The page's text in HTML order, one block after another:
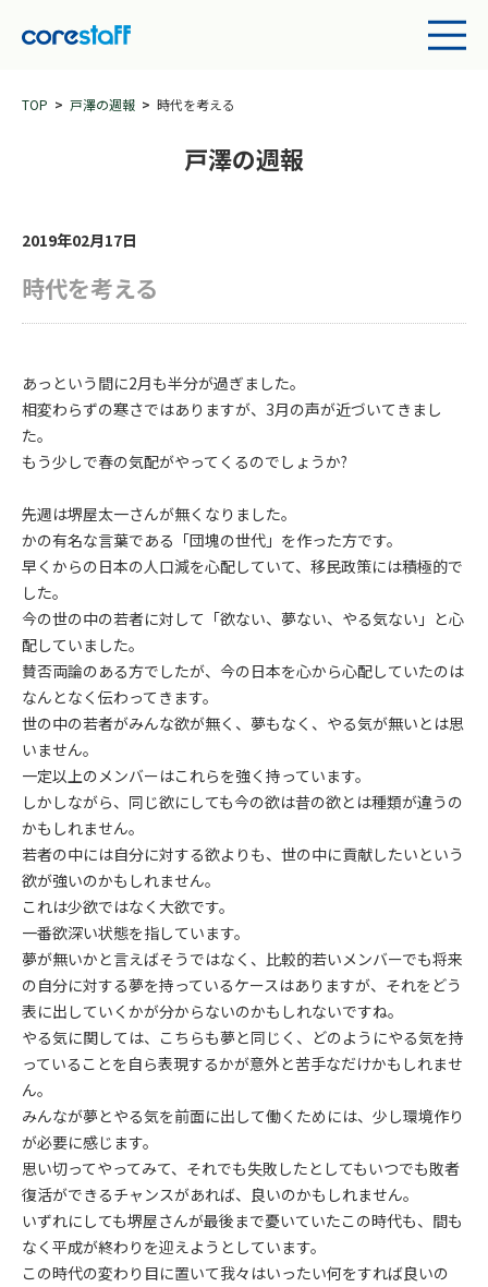
TOP 戸澤の週報 時代を考える
戸澤の週報
2019年02月17日
時代を考える
あっという間に2月も半分が過ぎました。
相変わらずの寒さではありますが、3月の声が近づいてきまし
た。
もう少しで春の気配がやってくるのでしょうか?
先週は堺屋太一さんが無くなりました。
かの有名な言葉である「団塊の世代」を作った方です。
早くからの日本の人口減を心配していて、移民政策には積極的で
した。
今の世の中の若者に対して「欲ない、夢ない、やる気ない」と心
配していました。
賛否両論のある方でしたが、今の日本を心から心配していたのは
なんとなく伝わってきます。
世の中の若者がみんな欲が無く、夢もなく、やる気が無いとは思
いません。
一定以上のメンバーはこれらを強く持っています。
しかしながら、同じ欲にしても今の欲は昔の欲とは種類が違うの
かもしれません。
若者の中には自分に対する欲よりも、世の中に貢献したいという
欲が強いのかもしれません。
これは少欲ではなく大欲です。
一番欲深い状態を指しています。
夢が無いかと言えばそうではなく、比較的若いメンバーでも将来
の自分に対する夢を持っているケースはありますが、それをどう
表に出していくかが分からないのかもしれないですね。
やる気に関しては、こちらも夢と同じく、どのようにやる気を持
っていることを自ら表現するかが意外と苦手なだけかもしれませ
ん。
みんなが夢とやる気を前面に出して働くためには、少し環境作り
が必要に感じます。
思い切ってやってみて、それでも失敗したとしてもいつでも敗者
復活ができるチャンスがあれば、良いのかもしれません。
いずれにしても堺屋さんが最後まで憂いていたこの時代も、間も
なく平成が終わりを迎えようとしています。
この時代の変わり目に置いて我々はいったい何をすれば良いの